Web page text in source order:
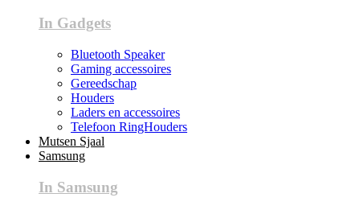
In Gadgets
Bluetooth Speaker
Gaming accessoires
Gereedschap
Houders
Laders en accessoires
Telefoon RingHouders
Mutsen Sjaal
Samsung
In Samsung